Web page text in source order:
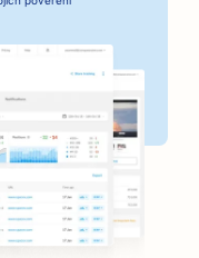
priemysle